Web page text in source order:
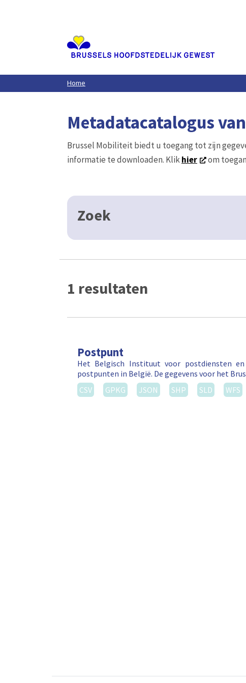
Home
Metadatacatalogus
Brussel Mobiliteit biedt u toegang tot zijn
informatie te downloaden. Klikhier om
Zoek
1 resultaten
Postpunt
Het Belgisch Instituut voor postdiensten
postpunten in België. De gegevens voor het
CSV
GPKG JSON SHP SLD WFS